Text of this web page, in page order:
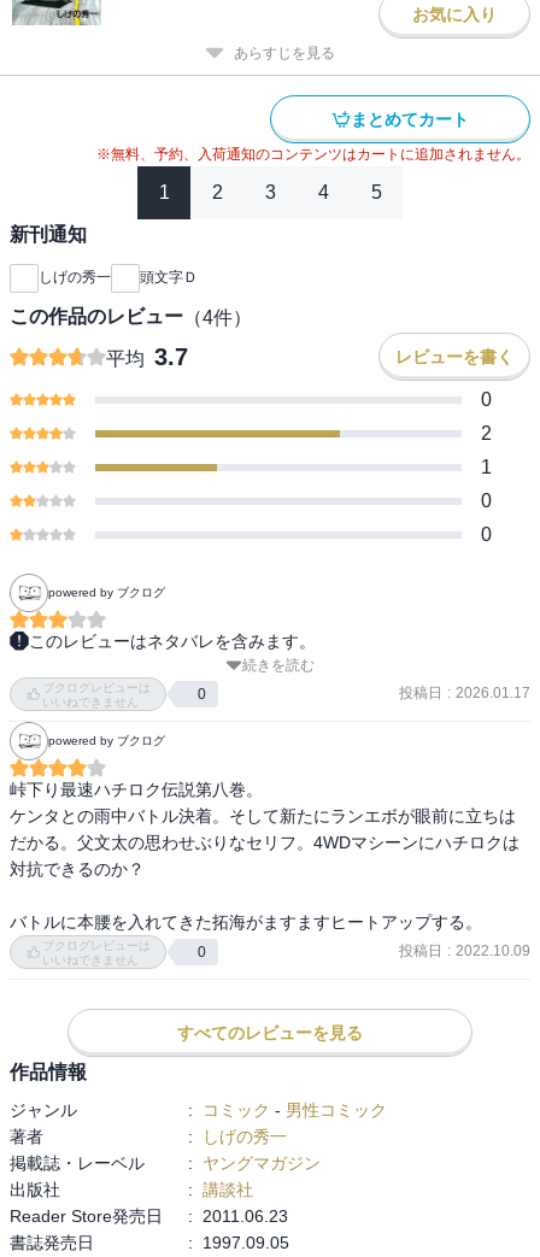
お気に入り
あらすじを見る
まとめてカート
※無料、予約、入荷通知のコンテンツはカートに追加されません。
1 2 3 4 5
新刊通知
しげの秀一 頭文字Ｄ
この作品のレビュー （4件）
平均 3.7 レビューを書く
0
2
1
0
0
powered by ブクログ
このレビューはネタバレを含みます。
イツキはランエボの人たちがいる、どうしようと思っていた癖に
訊かれたことだけ答えれば良いものを
どうしてわざわざハチロクに挑戦しにきたのかと
余計なことを言ってしまうのだろう。
エンペラーは本当に感じが悪いし、ナイトキッズが完全に噛ませ犬
になっていて可哀想。
撃墜マークにステッカーを貼るにしても、わざわざ切り裂いて反対
向きに貼るのが性格悪過ぎ。
拓海がハチロクを自分で洗車するシーンは好きだ。
当たり前過ぎて無自覚なだけで、車への愛を感じる。
これだけ話が回っているのに、ステッカーをくれ、
という須藤の要望を池谷が理解していないのはなぜなのか。
負けるとしても戦いはするという池谷達の姿勢は好き。
続きを読む
ブクログレビューは
いいねできません
0 投稿日 : 2026.01.17
powered by ブクログ
峠下り最速ハチロク伝説第八巻。
ケンタとの雨中バトル決着。そして新たにランエボが眼前に立ちは
だかる。父文太の思わせぶりなセリフ。4WDマシーンにハチロクは
対抗できるのか？
バトルに本腰を入れてきた拓海がますますヒートアップする。
ブクログレビューは
いいねできません
0 投稿日 : 2022.10.09
すべてのレビューを見る
作品情報
ジャンル : コミック - 男性コミック
著者
:
しげの秀一
掲載誌・レーベル
:
ヤングマガジン
出版社
: 講談社
Reader Store発売日
:
2011.06.23
書誌発売日
:
1997.09.05